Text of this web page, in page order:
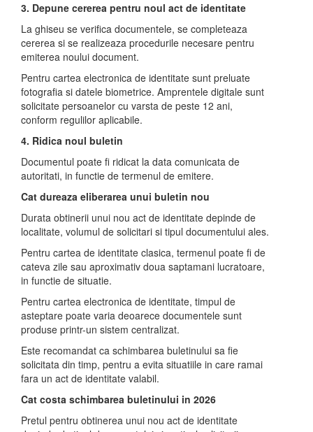
3. Depune cererea pentru noul act de identitate
La ghiseu se verifica documentele, se completeaza
cererea si se realizeaza procedurile necesare pentru
emiterea noului document.
Pentru cartea electronica de identitate sunt preluate
fotografia si datele biometrice. Amprentele digitale sunt
solicitate persoanelor cu varsta de peste 12 ani,
conform regulilor aplicabile.
4. Ridica noul buletin
Documentul poate fi ridicat la data comunicata de
autoritati, in functie de termenul de emitere.
Cat dureaza eliberarea unui buletin nou
Durata obtinerii unui nou act de identitate depinde de
localitate, volumul de solicitari si tipul documentului ales.
Pentru cartea de identitate clasica, termenul poate fi de
cateva zile sau aproximativ doua saptamani lucratoare,
in functie de situatie.
Pentru cartea electronica de identitate, timpul de
asteptare poate varia deoarece documentele sunt
produse printr-un sistem centralizat.
Este recomandat ca schimbarea buletinului sa fie
solicitata din timp, pentru a evita situatiile in care ramai
fara un act de identitate valabil.
Cat costa schimbarea buletinului in 2026
Pretul pentru obtinerea unui nou act de identitate